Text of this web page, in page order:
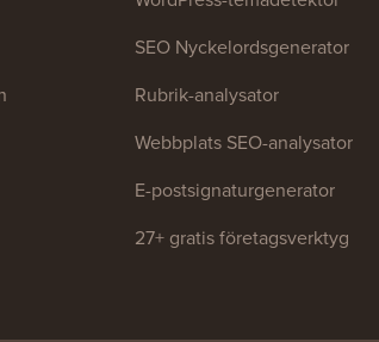
SEO Nyckelordsgenerator
Rubrik-analysator
Webbplats SEO-analysator
E-postsignaturgenerator
27+ gratis företagsverktyg